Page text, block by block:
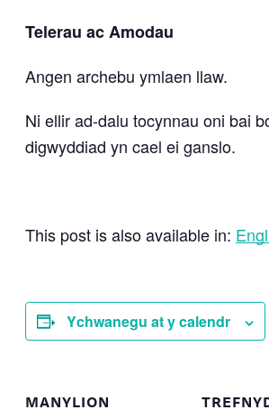
Telerau ac Amodau
Angen archebu ymlaen llaw.
Ni ellir ad-dalu tocynnau oni bai
digwyddiad yn cael ei ganslo.
This post is also available in:
Ychwanegu at y calendr
MANYLION